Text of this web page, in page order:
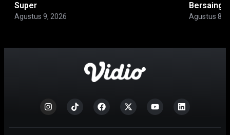
Super
Agustus 9, 2026
Bersaing
Agustus 8,